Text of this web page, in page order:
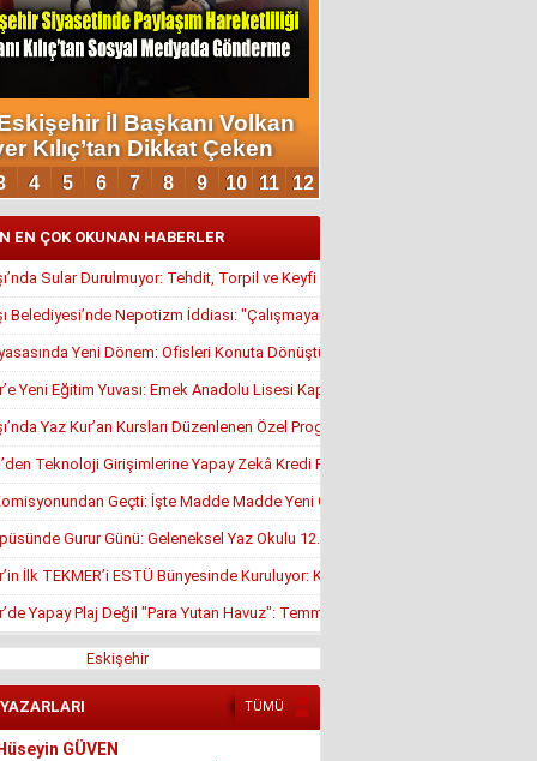
EN ÇOK OKUNAN HABERLER
Sular Durulmuyor: Tehdit, Torpil ve Keyfi Atamalar Gündemde
Belediyesi’nde Nepotizm İddiası: "Çalışmayan Kaldı, Çavuş İstifa Ettirildi"
Yeni Dönem: Ofisleri Konuta Dönüştürmek İçin Son Tarih 1
Yeni Eğitim Yuvası: Emek Anadolu Lisesi Kapılarını Açmaya Hazırlanıyor
Yaz Kur’an Kursları Düzenlenen Özel Programla Açıldı
Teknoloji Girişimlerine Yapay Zekâ Kredi Programı
Geçti: İşte Madde Madde Yeni Öğrenci Affı Rehberi
Gurur Günü: Geleneksel Yaz Okulu 12. Kez Kapanış Yaptı
İlk TEKMER’i ESTÜ Bünyesinde Kuruluyor: KOSGEB Onayı Geldi
Yapay Plaj Değil "Para Yutan Havuz": Temmuz Ortasında Hâlâ Kapalı!
Eskişehir
TÜMÜ
Yazar